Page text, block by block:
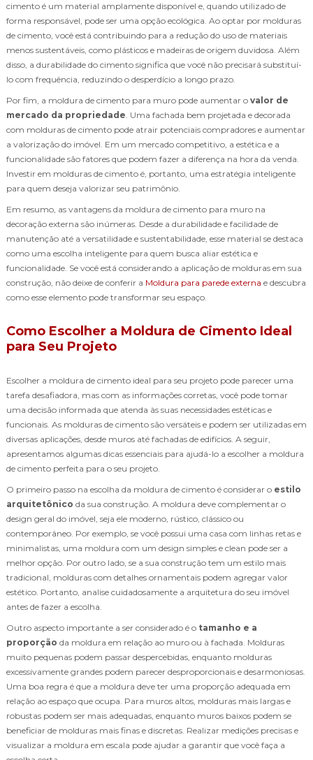
cimento é um material amplamente disponível e, quando utilizado de
forma responsável, pode ser uma opção ecológica. Ao optar por molduras
de cimento, você está contribuindo para a redução do uso de materiais
menos sustentáveis, como plásticos e madeiras de origem duvidosa. Além
disso, a durabilidade do cimento significa que você não precisará substituí-
lo com frequência, reduzindo o desperdício a longo prazo.
Por fim, a moldura de cimento para muro pode aumentar o valor de
mercado da propriedade. Uma fachada bem projetada e decorada
com molduras de cimento pode atrair potenciais compradores e aumentar
a valorização do imóvel. Em um mercado competitivo, a estética e a
funcionalidade são fatores que podem fazer a diferença na hora da venda.
Investir em molduras de cimento é, portanto, uma estratégia inteligente
para quem deseja valorizar seu patrimônio.
Em resumo, as vantagens da moldura de cimento para muro na
decoração externa são inúmeras. Desde a durabilidade e facilidade de
manutenção até a versatilidade e sustentabilidade, esse material se destaca
como uma escolha inteligente para quem busca aliar estética e
funcionalidade. Se você está considerando a aplicação de molduras em sua
construção, não deixe de conferir a Moldura para parede externa e descubra
como esse elemento pode transformar seu espaço.
Como Escolher a Moldura de Cimento Ideal
para Seu Projeto
Escolher a moldura de cimento ideal para seu projeto pode parecer uma
tarefa desafiadora, mas com as informações corretas, você pode tomar
uma decisão informada que atenda às suas necessidades estéticas e
funcionais. As molduras de cimento são versáteis e podem ser utilizadas em
diversas aplicações, desde muros até fachadas de edifícios. A seguir,
apresentamos algumas dicas essenciais para ajudá-lo a escolher a moldura
de cimento perfeita para o seu projeto.
O primeiro passo na escolha da moldura de cimento é considerar o estilo
arquitetônico da sua construção. A moldura deve complementar o
design geral do imóvel, seja ele moderno, rústico, clássico ou
contemporâneo. Por exemplo, se você possui uma casa com linhas retas e
minimalistas, uma moldura com um design simples e clean pode ser a
melhor opção. Por outro lado, se a sua construção tem um estilo mais
tradicional, molduras com detalhes ornamentais podem agregar valor
estético. Portanto, analise cuidadosamente a arquitetura do seu imóvel
antes de fazer a escolha.
Outro aspecto importante a ser considerado é o tamanho e a
proporção da moldura em relação ao muro ou à fachada. Molduras
muito pequenas podem passar despercebidas, enquanto molduras
excessivamente grandes podem parecer desproporcionais e desarmoniosas.
Uma boa regra é que a moldura deve ter uma proporção adequada em
relação ao espaço que ocupa. Para muros altos, molduras mais largas e
robustas podem ser mais adequadas, enquanto muros baixos podem se
beneficiar de molduras mais finas e discretas. Realizar medições precisas e
visualizar a moldura em escala pode ajudar a garantir que você faça a